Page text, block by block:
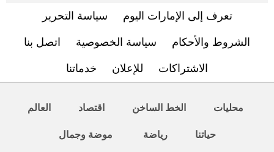
تعرف إلى الإمارات اليوم سياسة التحرير
الشروط والأحكام سياسة الخصوصية اتصل بنا
الاشتراكات للإعلان خدماتنا
محليات الخط الساخن اقتصاد العالم
حياتنا رياضة موضة وجمال